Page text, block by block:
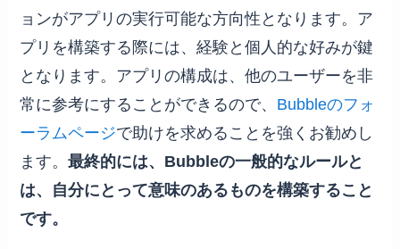
ョンがアプリの実行可能な方向性となります。ア
プリを構築する際には、経験と個人的な好みが鍵
となります。アプリの構成は、他のユーザーを非
常に参考にすることができるので、 Bubbleのフォ
ーラムページで助けを求めることを強くお勧めし
ます。最終的には、Bubbleの一般的なルールと
は、自分にとって意味のあるものを構築すること
です。